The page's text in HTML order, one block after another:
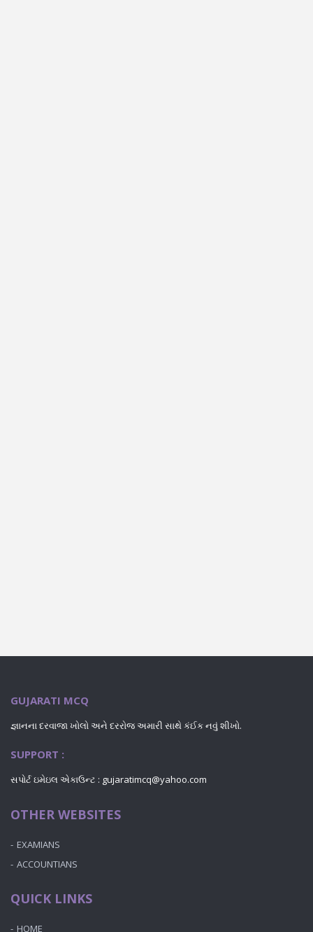
GUJARATI MCQ
જ્ઞાનના દરવાજા ખોલો અને દરરોજ અમારી સાથે કંઈક નવું શીખો.
SUPPORT :
સપોર્ટ ઇમેઇલ એકાઉન્ટ : gujaratimcq@yahoo.com
OTHER WEBSITES
EXAMIANS
ACCOUNTIANS
QUICK LINKS
HOME